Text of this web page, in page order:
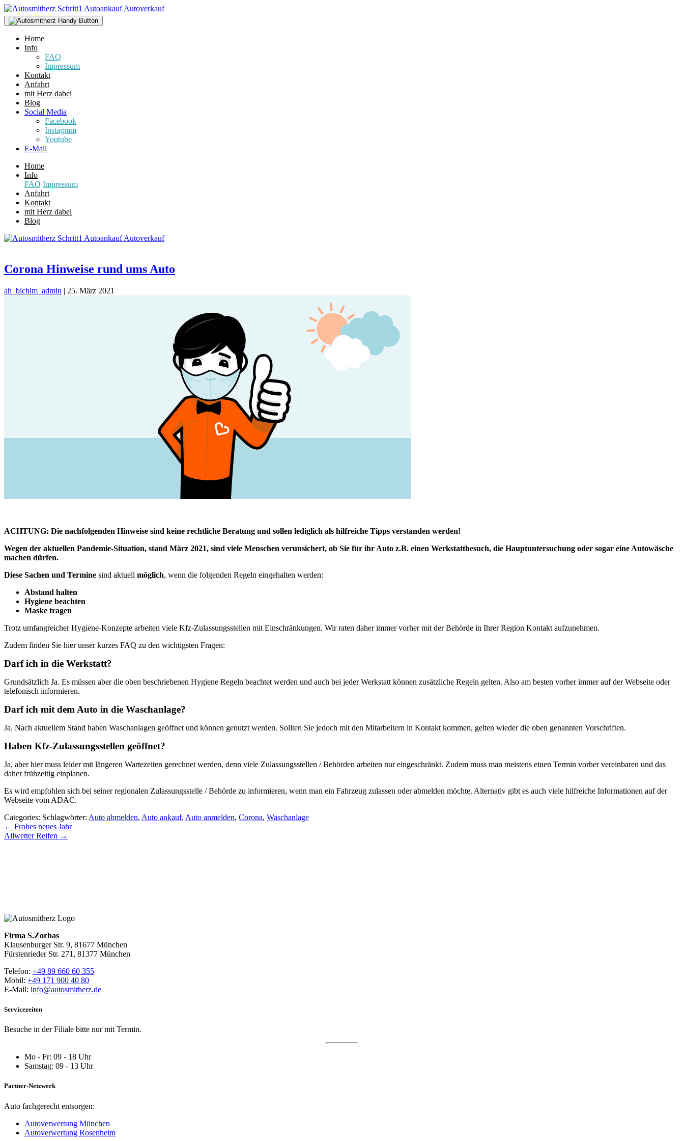
Home
Info
FAQ
Impressum
Kontakt
Anfahrt
mit Herz dabei
Blog
Social Media
Facebook
Instagram
Youtube
E-Mail
Home
Info
FAQ Impressum
Anfahrt
Kontakt
mit Herz dabei
Blog
Corona Hinweise rund ums Auto
ah_bichlm_admin | 25. März 2021
ACHTUNG: Die nachfolgenden Hinweise sind keine rechtliche Beratung und sollen lediglich als hilfreiche Tipps verstanden werden!
Wegen der aktuellen Pandemie-Situation, stand März 2021, sind viele Menschen verunsichert, ob Sie für ihr Auto z.B. einen Werkstattbesuch, die Hauptuntersuchung oder sogar eine Autowäsche
machen dürfen.
Diese Sachen und Termine sind aktuell möglich, wenn die folgenden Regeln eingehalten werden:
Abstand halten
Hygiene beachten
Maske tragen
Trotz umfangreicher Hygiene-Konzepte arbeiten viele Kfz-Zulassungsstellen mit Einschränkungen. Wir raten daher immer vorher mit der Behörde in Ihrer Region Kontakt aufzunehmen.
Zudem finden Sie hier unser kurzes FAQ zu den wichtigsten Fragen:
Darf ich in die Werkstatt?
Grundsätzlich Ja. Es müssen aber die oben beschriebenen Hygiene Regeln beachtet werden und auch bei jeder Werkstatt können zusätzliche Regeln gelten. Also am besten vorher immer auf der Webseite oder
telefonisch informieren.
Darf ich mit dem Auto in die Waschanlage?
Ja. Nach aktuellem Stand haben Waschanlagen geöffnet und können genutzt werden. Sollten Sie jedoch mit den Mitarbeitern in Kontakt kommen, gelten wieder die oben genannten Vorschriften.
Haben Kfz-Zulassungsstellen geöffnet?
Ja, aber hier muss leider mit längeren Wartezeiten gerechnet werden, denn viele Zulassungsstellen / Behörden arbeiten nur eingeschränkt. Zudem muss man meistens einen Termin vorher vereinbaren und das
daher frühzeitig einplanen.
Es wird empfohlen sich bei seiner regionalen Zulassungsstelle / Behörde zu informieren, wenn man ein Fahrzeug zulassen oder abmelden möchte. Alternativ gibt es auch viele hilfreiche Informationen auf der
Webseite vom ADAC.
Categories: Schlagwörter: Auto abmelden, Auto ankauf, Auto anmelden, Corona, Waschanlage
Beitragsnavigation
← Frohes neues Jahr
Allwetter Reifen →
Firma S.Zorbas
Klausenburger Str. 9, 81677 München
Fürstenrieder Str. 271, 81377 München
Telefon: +49 89 660 60 355
Mobil: +49 171 900 40 80
E-Mail: info@autosmitherz.de
Servicezeiten
Besuche in der Filiale bitte nur mit Termin.
Mo - Fr: 09 - 18 Uhr
Samstag: 09 - 13 Uhr
Partner-Netzwerk
Auto fachgerecht entsorgen:
Autoverwertung München
Autoverwertung Rosenheim